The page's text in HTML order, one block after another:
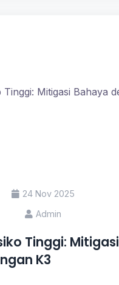
24 Nov 2025
Admin
Tinggi: Mitigasi
K3